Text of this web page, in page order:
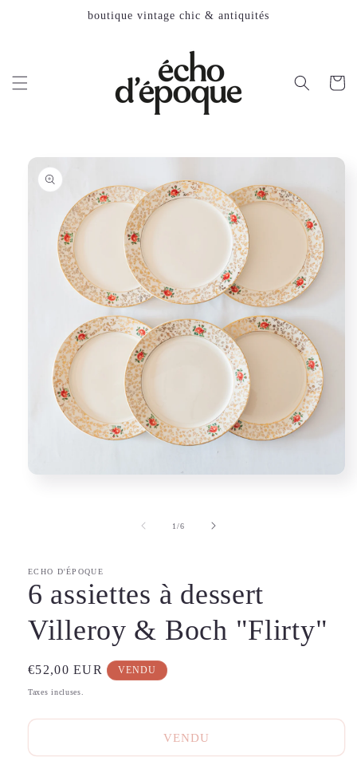
boutique vintage chic & antiquités
Panier
Passer aux
informations
produits
1/de
6
ECHO D'ÉPOQUE
6 assiettes à dessert
Villeroy & Boch "Flirty"
Prix
habituel
€52,00 EUR VENDU
Taxes incluses.
VENDU